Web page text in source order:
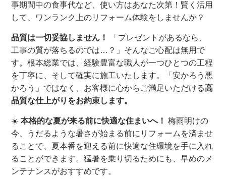
事期間中の食事代など、使い方はあなた次第！賢く活用
して、ワンランク上のリフォーム体験をしませんか？
品質は一切妥協しません！
「プレゼントがあるなら、
工事の質が落ちるのでは…？」そんなご心配は無用で
す。根本総業では、経験豊富な職人が一つひとつの工程
を丁寧に、そして確実に施工いたします。「安かろう悪
かろう」ではなく、お客様に心からご満足いただける高
品質な仕上がりをお約束します。
☀️本格的な夏が来る前に快適な住まいへ！ 梅雨明けの
今、うだるような暑さが始まる前にリフォームを済ませ
ることで、夏本番を迎える前に快適な住環境を手に入れ
ることができます。猛暑を乗り切るためにも、早めのメ
ンテナンスがおすすめです。